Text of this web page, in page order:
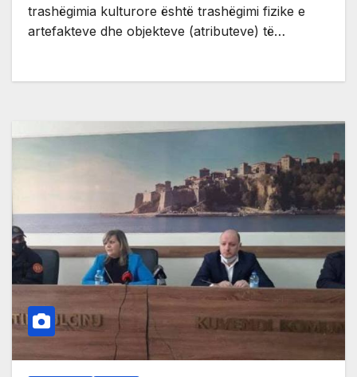
trashëgimia kulturore është trashëgimi fizike e
artefakteve dhe objekteve (atributeve) të…